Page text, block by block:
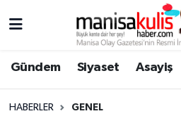
Gündem Siyaset Asayiş
HABERLER GENEL
Ege Haberleri
Yunusemre Hava Durumu